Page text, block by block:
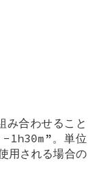
み合わせること
”。単位
用される場合の